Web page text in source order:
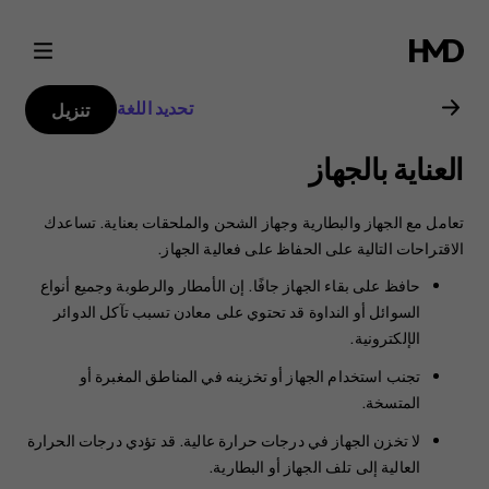
دليل
مستخدم
Nokia
C22
تحديد اللغة تنزيل
العناية بالجهاز
تعامل مع الجهاز والبطارية وجهاز الشحن والملحقات بعناية. تساعدك
الاقتراحات التالية على الحفاظ على فعالية الجهاز.
حافظ على بقاء الجهاز جافًا. إن الأمطار والرطوبة وجميع أنواع
السوائل أو النداوة قد تحتوي على معادن تسبب تآكل الدوائر
الإلكترونية.
تجنب استخدام الجهاز أو تخزينه في المناطق المغبرة أو
المتسخة.
لا تخزن الجهاز في درجات حرارة عالية. قد تؤدي درجات الحرارة
العالية إلى تلف الجهاز أو البطارية.